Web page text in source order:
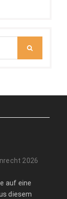
2026
auf eine
diesem